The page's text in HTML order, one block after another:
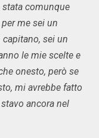
stata comunque
me sei un
sei un
le mie scelte e
onesto, però se
mi avrebbe fatto
ancora nel